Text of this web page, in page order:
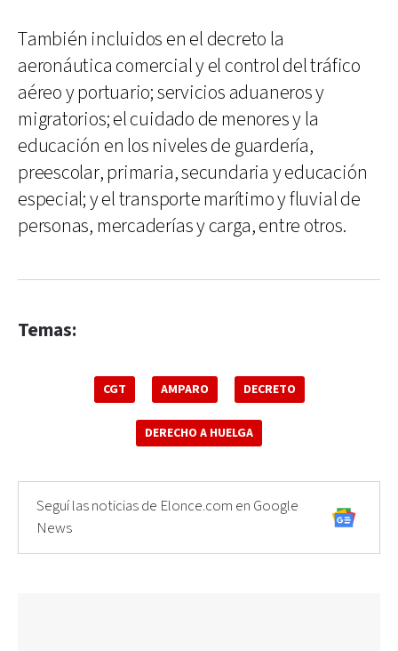
También incluidos en el decreto la
aeronáutica comercial y el control del tráfico
aéreo y portuario; servicios aduaneros y
migratorios; el cuidado de menores y la
educación en los niveles de guardería,
preescolar, primaria, secundaria y educación
especial; y el transporte marítimo y fluvial de
personas, mercaderías y carga, entre otros.
Temas:
CGT AMPARO DECRETO
DERECHO A HUELGA
Seguí las noticias de Elonce.com en Google
News